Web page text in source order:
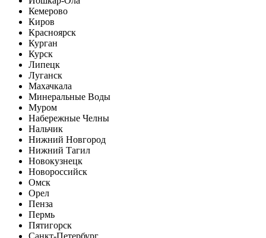
Кемерово
Киров
Красноярск
Курган
Курск
Липецк
Луганск
Махачкала
Минеральные Воды
Муром
Набережные Челны
Нальчик
Нижний Новгород
Нижний Тагил
Новокузнецк
Новороссийск
Омск
Орел
Пенза
Пермь
Пятигорск
Санкт-Петербург